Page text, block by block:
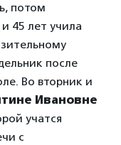
потом
45 лет учила
после
Во вторник и
Ивановне
учатся
с